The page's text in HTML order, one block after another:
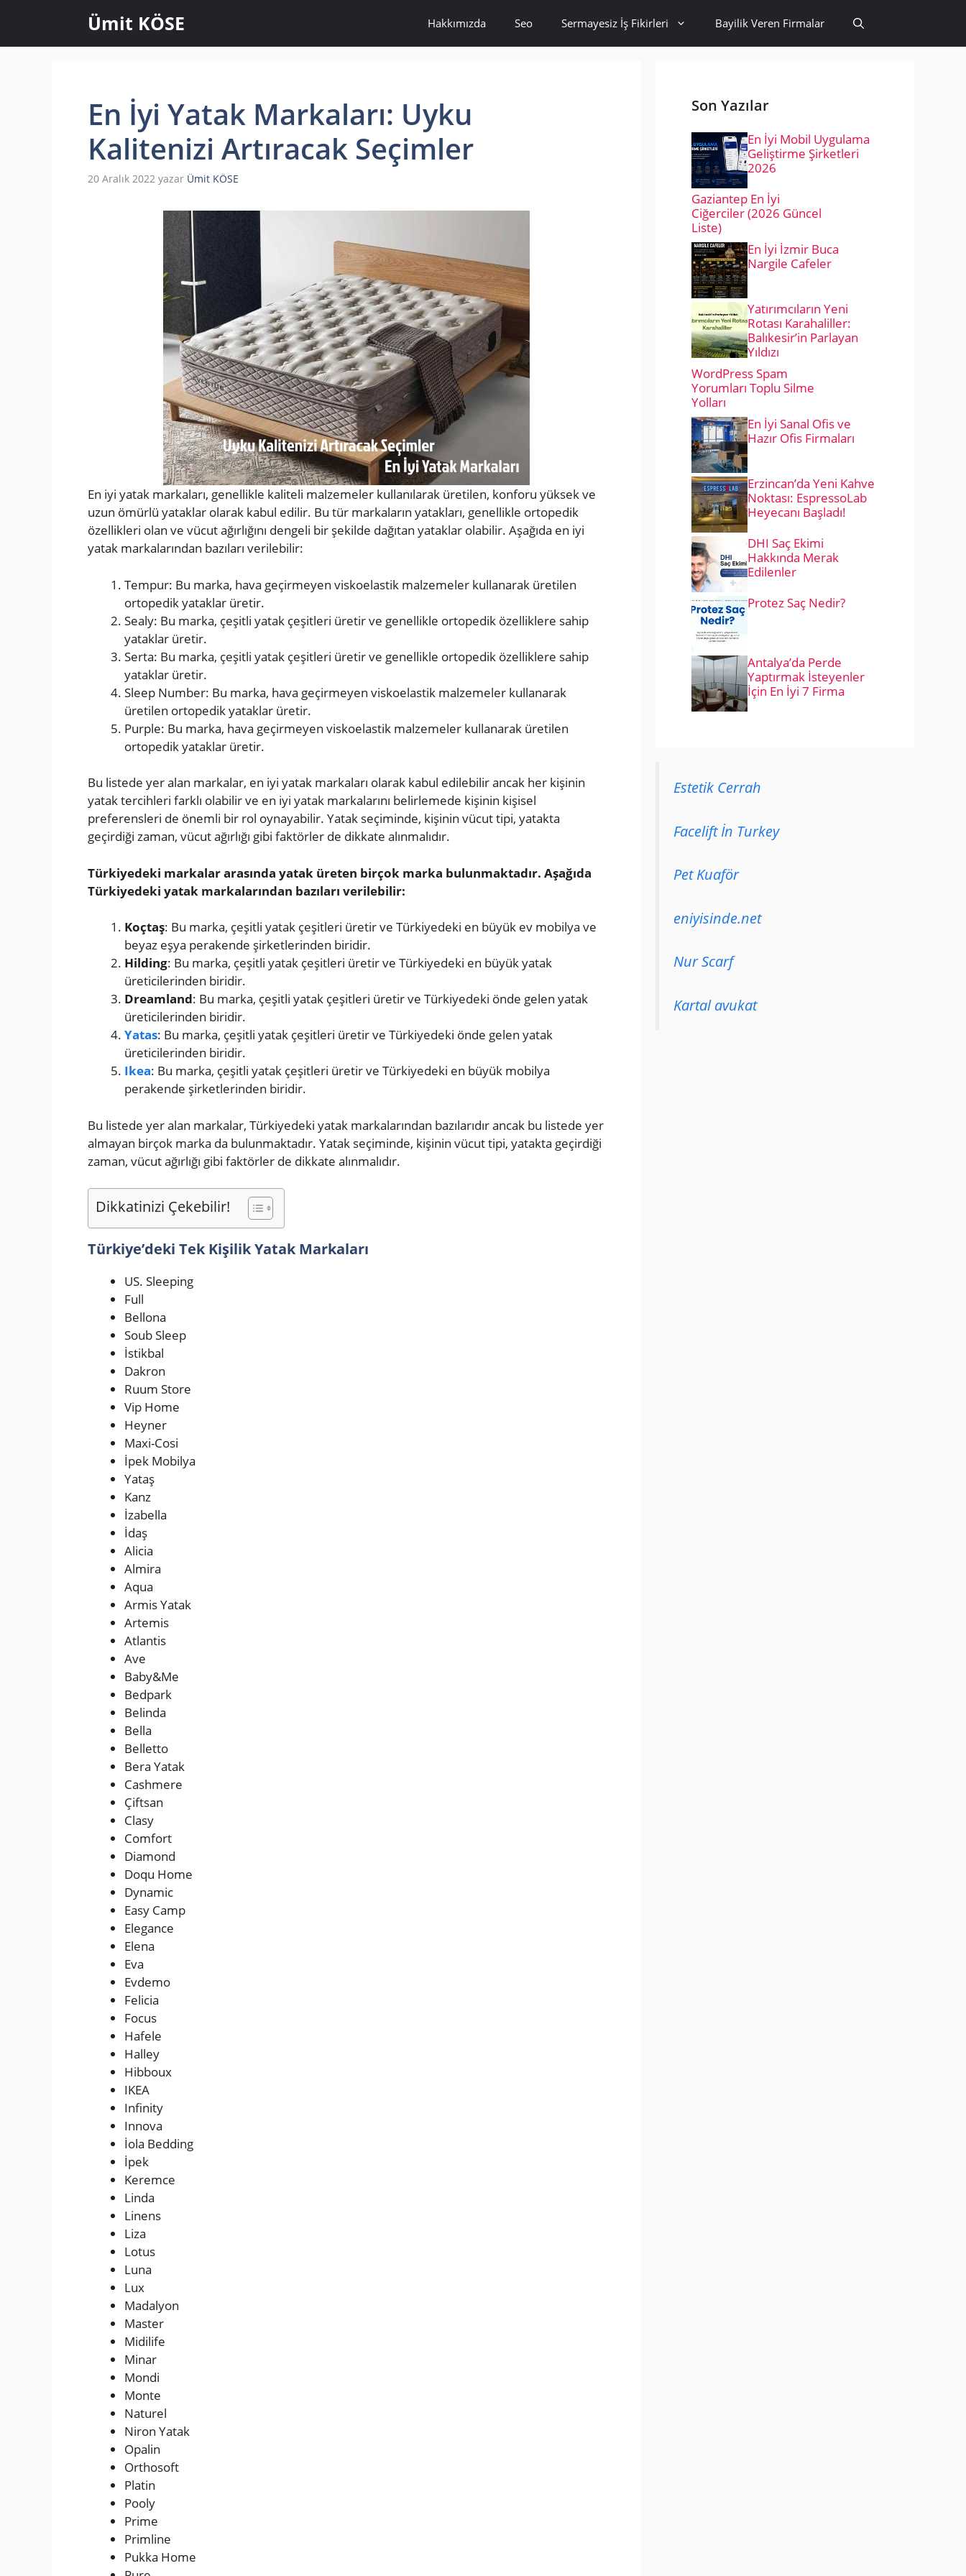
Ümit KÖSE Hakkımızda Seo Sermayesiz İş Fikirleri Bayilik Veren Firmalar
En İyi Yatak Markaları: Uyku
Kalitenizi Artıracak Seçimler
20 Aralık 2022 yazar Ümit KÖSE
En iyi yatak markaları, genellikle kaliteli malzemeler kullanılarak üretilen, konforu yüksek ve
uzun ömürlü yataklar olarak kabul edilir. Bu tür markaların yatakları, genellikle ortopedik
özellikleri olan ve vücut ağırlığını dengeli bir şekilde dağıtan yataklar olabilir. Aşağıda en iyi
yatak markalarından bazıları verilebilir:
Tempur: Bu marka, hava geçirmeyen viskoelastik malzemeler kullanarak üretilen
ortopedik yataklar üretir.
Sealy: Bu marka, çeşitli yatak çeşitleri üretir ve genellikle ortopedik özelliklere sahip
yataklar üretir.
Serta: Bu marka, çeşitli yatak çeşitleri üretir ve genellikle ortopedik özelliklere sahip
yataklar üretir.
Sleep Number: Bu marka, hava geçirmeyen viskoelastik malzemeler kullanarak
üretilen ortopedik yataklar üretir.
Purple: Bu marka, hava geçirmeyen viskoelastik malzemeler kullanarak üretilen
ortopedik yataklar üretir.
Bu listede yer alan markalar, en iyi yatak markaları olarak kabul edilebilir ancak her kişinin
yatak tercihleri farklı olabilir ve en iyi yatak markalarını belirlemede kişinin kişisel
preferensleri de önemli bir rol oynayabilir. Yatak seçiminde, kişinin vücut tipi, yatakta
geçirdiği zaman, vücut ağırlığı gibi faktörler de dikkate alınmalıdır.
Türkiyedeki markalar arasında yatak üreten birçok marka bulunmaktadır. Aşağıda
Türkiyedeki yatak markalarından bazıları verilebilir:
Koçtaş: Bu marka, çeşitli yatak çeşitleri üretir ve Türkiyedeki en büyük ev mobilya ve
beyaz eşya perakende şirketlerinden biridir.
Hilding: Bu marka, çeşitli yatak çeşitleri üretir ve Türkiyedeki en büyük yatak
üreticilerinden biridir.
Dreamland: Bu marka, çeşitli yatak çeşitleri üretir ve Türkiyedeki önde gelen yatak
üreticilerinden biridir.
Yatas: Bu marka, çeşitli yatak çeşitleri üretir ve Türkiyedeki önde gelen yatak
üreticilerinden biridir.
Ikea: Bu marka, çeşitli yatak çeşitleri üretir ve Türkiyedeki en büyük mobilya
perakende şirketlerinden biridir.
Bu listede yer alan markalar, Türkiyedeki yatak markalarından bazılarıdır ancak bu listede yer
almayan birçok marka da bulunmaktadır. Yatak seçiminde, kişinin vücut tipi, yatakta geçirdiği
zaman, vücut ağırlığı gibi faktörler de dikkate alınmalıdır.
Dikkatinizi Çekebilir!
Türkiye’deki Tek Kişilik Yatak Markaları
US. Sleeping
Full
Bellona
Soub Sleep
İstikbal
Dakron
Ruum Store
Vip Home
Heyner
Maxi-Cosi
İpek Mobilya
Yataş
Kanz
İzabella
İdaş
Alicia
Almira
Aqua
Armis Yatak
Artemis
Atlantis
Ave
Baby&Me
Bedpark
Belinda
Bella
Belletto
Bera Yatak
Cashmere
Çiftsan
Clasy
Comfort
Diamond
Doqu Home
Dynamic
Easy Camp
Elegance
Elena
Eva
Evdemo
Felicia
Focus
Hafele
Halley
Hibboux
IKEA
Infinity
Innova
İola Bedding
İpek
Keremce
Linda
Linens
Liza
Lotus
Luna
Lux
Madalyon
Master
Midilife
Minar
Mondi
Monte
Naturel
Niron Yatak
Opalin
Orthosoft
Platin
Pooly
Prime
Primline
Pukka Home
Son Yazılar
En İyi Mobil Uygulama
Geliştirme Şirketleri
2026
Gaziantep En İyi
Ciğerciler (2026 Güncel
Liste)
En İyi İzmir Buca
Nargile Cafeler
Yatırımcıların Yeni
Rotası Karahaliller:
Balıkesir’in Parlayan
Yıldızı
WordPress Spam
Yorumları Toplu Silme
Yolları
En İyi Sanal Ofis ve
Hazır Ofis Firmaları
Erzincan’da Yeni Kahve
Noktası: EspressoLab
Heyecanı Başladı!
DHI Saç Ekimi
Hakkında Merak
Edilenler
Protez Saç Nedir?
Antalya’da Perde
Yaptırmak İsteyenler
İçin En İyi 7 Firma
Estetik Cerrah
Facelift İn Turkey
Pet Kuaför
eniyisinde.net
Nur Scarf
Kartal avukat